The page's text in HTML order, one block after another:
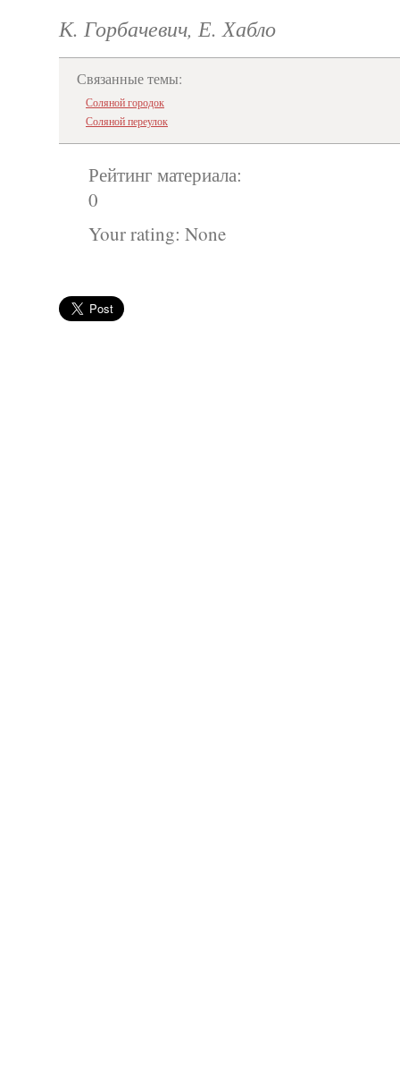
К. Горбачевич, Е. Хабло
Связанные темы:
Соляной городок
Соляной переулок
Рейтинг материала:
0
Your rating: None